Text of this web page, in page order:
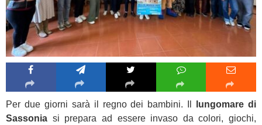
Per due giorni sarà il regno dei bambini. Il
lungomare di
Sassonia si prepara ad essere invaso da colori, giochi,